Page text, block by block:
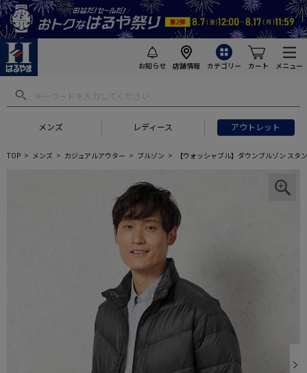
お知らせ 店舗情報 カテゴリー カート メニュー
メンズ レディース アウトレット
TOP メンズ カジュアルアウター ブルゾン 【ウォッシャブル】ダウンブルゾン ス